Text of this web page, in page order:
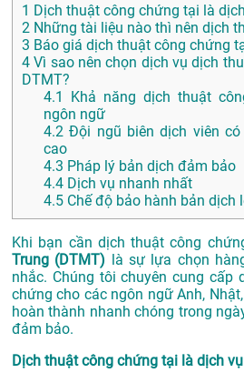
1 Dịch thuật công chứng tại là
2 Những tài liệu nào thì nên dịch
3 Báo giá dịch thuật công chứng
4 Vì sao nên chọn dịch vụ dịch
DTMT?
4.1
Khả năng dịch thuật
ngôn ngữ
4.2 Đội ngũ biên dịch viên
cao
4.3 Pháp lý bản dịch đảm bảo
4.4 Dịch vụ nhanh nhất
4.5 Chế độ bảo hành bản dịch
Khi bạn cần dịch thuật công
Trung (DTMT) là sự lựa chọn
nhắc. Chúng tôi chuyên cung cấp
chứng cho các ngôn ngữ Anh,
hoàn thành nhanh chóng trong
đảm bảo.
Dịch thuật công chứng tại là dịch